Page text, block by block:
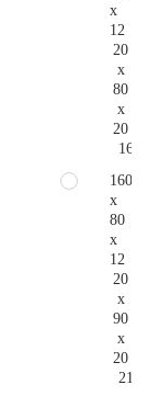
x
12
20
x
80
x
20
160
x
80
x
12
20
x
90
x
20